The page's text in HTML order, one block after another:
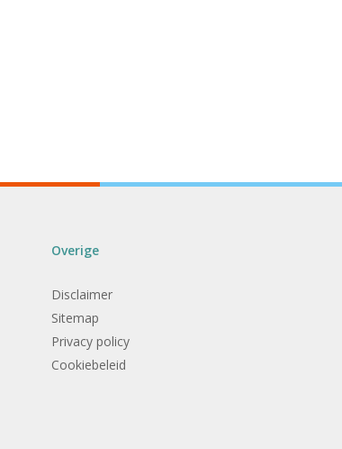
Overige
Disclaimer
Sitemap
Privacy policy
Cookiebeleid